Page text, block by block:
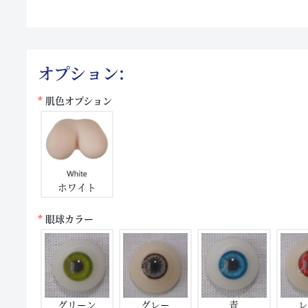
オプション:
肌色オプション
ホワイト
眼球カラー
グリーン グレー 青